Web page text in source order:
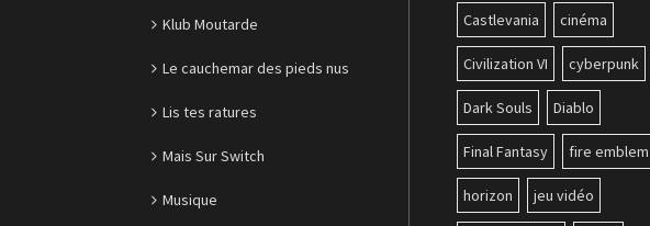
Klub Moutarde
Le cauchemar des pieds nus
Lis tes ratures
Mais Sur Switch
Musique
Castlevania cinéma
Civilization VI cyberpunk
Dark Souls Diablo
Final Fantasy fire emblem
horizon jeu vidéo